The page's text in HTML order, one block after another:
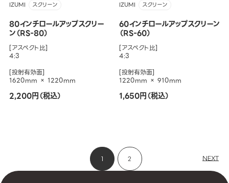
IZUMI スクリーン
80インチロールアップスクリー
ン（RS-80）
[アスペクト比]
4:3
[投射有効面]
1620mm × 1220mm
2,200円（税込）
IZUMI スクリーン
60インチロールアップスクリーン
（RS-60）
[アスペクト比]
4:3
[投射有効面]
1220mm × 910mm
1,650円（税込）
1 2 NEXT